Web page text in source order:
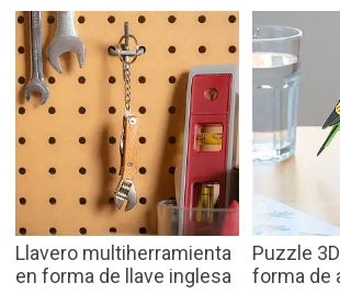
Llavero multiherramienta
en forma de llave inglesa
Puzzle
forma de